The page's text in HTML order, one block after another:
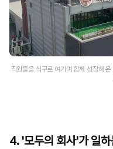
직원들을 식구로 여기며 함께 성장해
4. '모두의 회사'가 일